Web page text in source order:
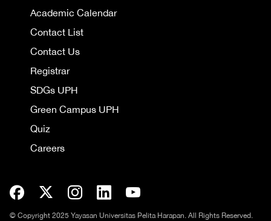
Academic Calendar
Contact List
Contact Us
Registrar
SDGs UPH
Green Campus UPH
Quiz
Careers
© Copyright 2025 Yayasan Universitas Pelita Harapan. All Rights Reserved.